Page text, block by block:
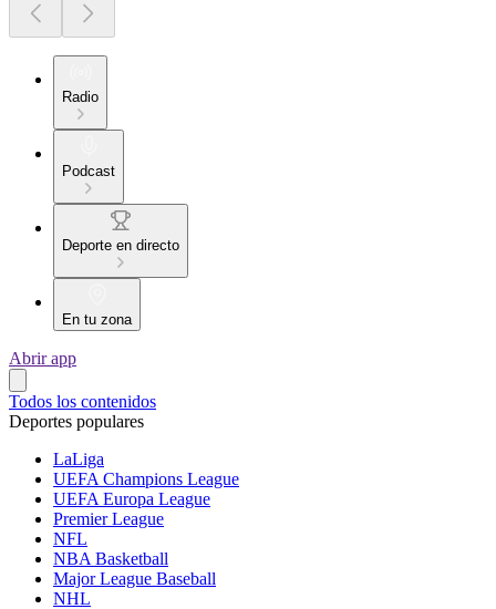
Radio
Podcast
Deporte en directo
En tu zona
Abrir app
Todos los contenidos
Deportes populares
LaLiga
UEFA Champions League
UEFA Europa League
Premier League
NFL
NBA Basketball
Major League Baseball
NHL